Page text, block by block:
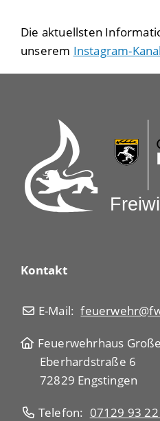
Die aktuellsten
unserem Instagram-
Kontakt
E-Mail:
Feuerwehrhaus
Eberhardstraße 6
72829 Engstingen
Telefon: 07129 93